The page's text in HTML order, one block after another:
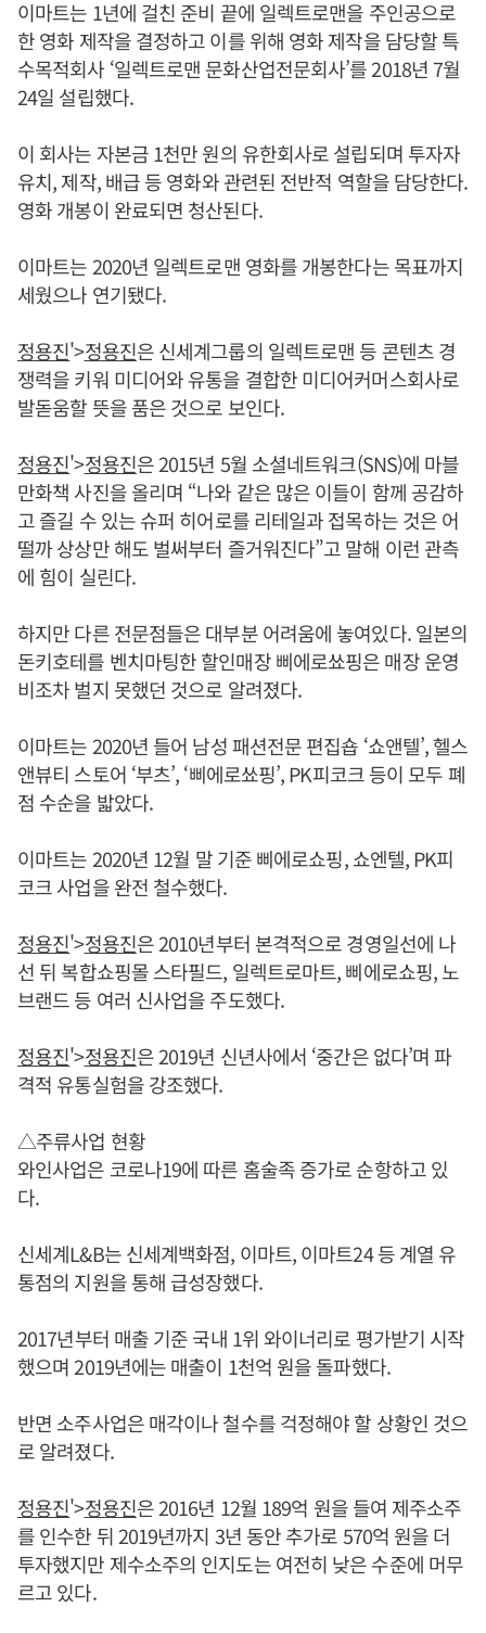
이마트는 1년에 걸친 준비 끝에 일렉트로맨을 주인공으로
한 영화 제작을 결정하고 이를 위해 영화 제작을 담당할 특
수목적회사 ‘일렉트로맨 문화산업전문회사’를 2018년 7월
24일 설립했다.
이 회사는 자본금 1천만 원의 유한회사로 설립되며 투자자
유치, 제작, 배급 등 영화와 관련된 전반적 역할을 담당한다.
영화 개봉이 완료되면 청산된다.
이마트는 2020년 일렉트로맨 영화를 개봉한다는 목표까지
세웠으나 연기됐다.
정용진'>정용진은 신세계그룹의 일렉트로맨 등 콘텐츠 경
쟁력을 키워 미디어와 유통을 결합한 미디어커머스회사로
발돋움할 뜻을 품은 것으로 보인다.
정용진'>정용진은 2015년 5월 소셜네트워크(SNS)에 마블
만화책 사진을 올리며 “나와 같은 많은 이들이 함께 공감하
고 즐길 수 있는 슈퍼 히어로를 리테일과 접목하는 것은 어
떨까 상상만 해도 벌써부터 즐거워진다”고 말해 이런 관측
에 힘이 실린다.
하지만 다른 전문점들은 대부분 어려움에 놓여있다. 일본의
돈키호테를 벤치마팅한 할인매장 삐에로쑈핑은 매장 운영
비조차 벌지 못했던 것으로 알려졌다.
이마트는 2020년 들어 남성 패션전문 편집숍 ‘쇼앤텔’, 헬스
앤뷰티 스토어 ‘부츠’, ‘삐에로쑈핑’, PK피코크 등이 모두 폐
점 수순을 밟았다.
이마트는 2020년 12월 말 기준 삐에로쇼핑, 쇼엔텔, PK피
코크 사업을 완전 철수했다.
정용진'>정용진은 2010년부터 본격적으로 경영일선에 나
선 뒤 복합쇼핑몰 스타필드, 일렉트로마트, 삐에로쇼핑, 노
브랜드 등 여러 신사업을 주도했다.
정용진'>정용진은 2019년 신년사에서 ‘중간은 없다’며 파
격적 유통실험을 강조했다.
△주류사업 현황
와인사업은 코로나19에 따른 홈술족 증가로 순항하고 있
다.
신세계L&B는 신세계백화점, 이마트, 이마트24 등 계열 유
통점의 지원을 통해 급성장했다.
2017년부터 매출 기준 국내 1위 와이너리로 평가받기 시작
했으며 2019년에는 매출이 1천억 원을 돌파했다.
반면 소주사업은 매각이나 철수를 걱정해야 할 상황인 것으
로 알려졌다.
정용진'>정용진은 2016년 12월 189억 원을 들여 제주소주
를 인수한 뒤 2019년까지 3년 동안 추가로 570억 원을 더
투자했지만 제수소주의 인지도는 여전히 낮은 수준에 머무
르고 있다.